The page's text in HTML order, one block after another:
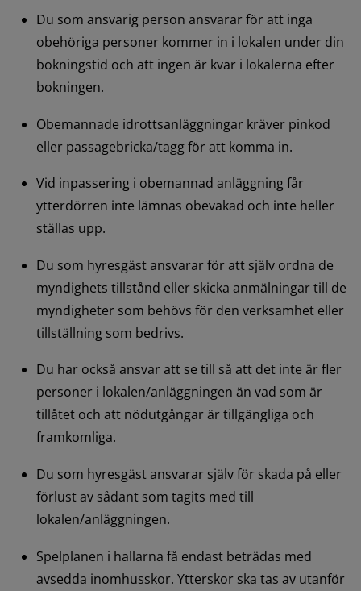
Du som ansvarig person ansvarar för att inga
obehöriga personer kommer in i lokalen under din
bokningstid och att ingen är kvar i lokalerna efter
bokningen.
Obemannade idrottsanläggningar kräver pinkod
eller passagebricka/tagg för att komma in.
Vid inpassering i obemannad anläggning får
ytterdörren inte lämnas obevakad och inte heller
ställas upp.
Du som hyresgäst ansvarar för att själv ordna de
myndighets tillstånd eller skicka anmälningar till de
myndigheter som behövs för den verksamhet eller
tillställning som bedrivs.
Du har också ansvar att se till så att det inte är fler
personer i lokalen/anläggningen än vad som är
tillåtet och att nödutgångar är tillgängliga och
framkomliga.
Du som hyresgäst ansvarar själv för skada på eller
förlust av sådant som tagits med till
lokalen/anläggningen.
Spelplanen i hallarna få endast beträdas med
avsedda inomhusskor. Ytterskor ska tas av utanför